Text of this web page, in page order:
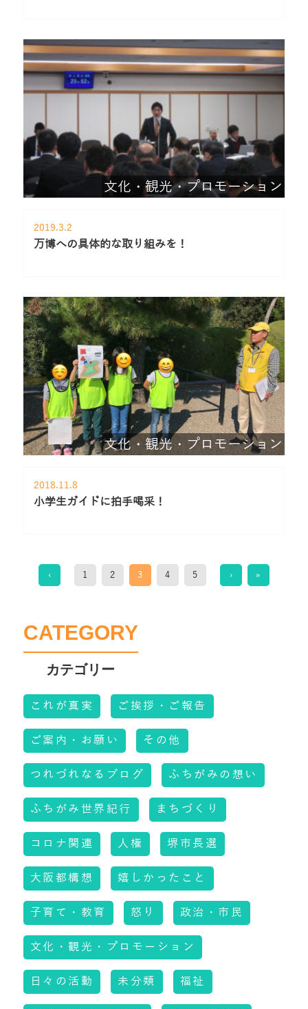
文化・観光・プロモーション
2019.3.2
万博への具体的な取り組みを！
文化・観光・プロモーション
2018.11.8
小学生ガイドに拍手喝采！
‹ 1 2 3 4 5 › »
CATEGORY
これが真実 ご挨拶・ご報告
ご案内・お願い その他
つれづれなるブログ ふちがみの想い
ふちがみ世界紀行 まちづくり
コロナ関連 人権 堺市長選
大阪都構想 嬉しかったこと
子育て・教育 怒り 政治・市民
文化・観光・プロモーション
日々の活動 未分類 福祉